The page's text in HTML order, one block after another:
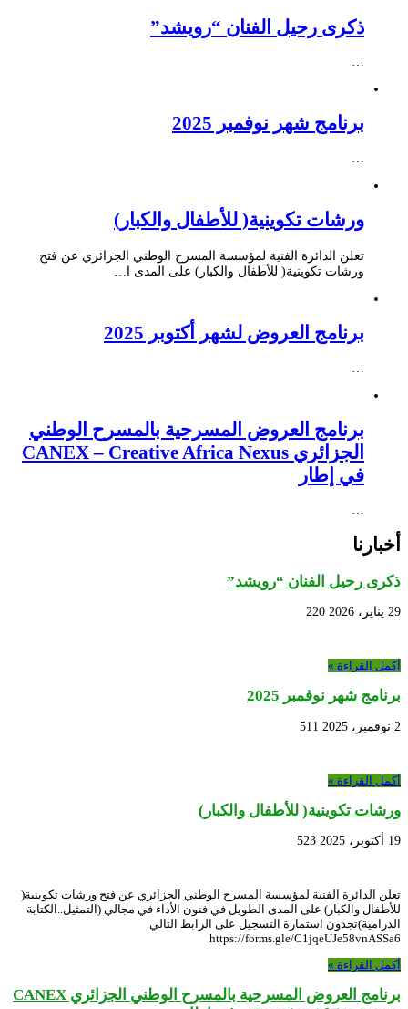
ذكرى رحيل الفنان “رويشد”
…
برنامج شهر نوفمبر 2025
ورشات تكوينية( للأطفال والكبار)
تعلن الدائرة الفنية لمؤسسة المسرح الوطني الجزائري عن فتح
ورشات تكوينية( للأطفال والكبار) على المدى ا…
برنامج العروض لشهر أكتوبر 2025
برنامج العروض المسرحية بالمسرح الوطني
الجزائري CANEX – Creative Africa Nexus
في إطار
…
أخبارنا
ذكرى رحيل الفنان “رويشد”
29 يناير، 2026 220
أكمل القراءة »
برنامج شهر نوفمبر 2025
2 نوفمبر، 2025 511
أكمل القراءة »
ورشات تكوينية( للأطفال والكبار)
19 أكتوبر، 2025 523
تعلن الدائرة الفنية لمؤسسة المسرح الوطني الجزائري عن فتح ورشات تكوينية(
للأطفال والكبار) على المدى الطويل في فنون الأداء في مجالي (التمثيل..الكتابة
الدرامية)تجدون استمارة التسجيل على الرابط التالي
https://forms.gle/C1jqeUJe58vnASSa6
أكمل القراءة »
برنامج العروض المسرحية بالمسرح الوطني الجزائري CANEX